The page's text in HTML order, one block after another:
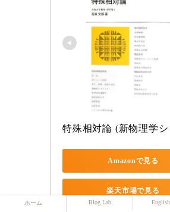
特殊相対論 (新物理学
Amazonで見る
楽天市場で見る
ホーム Blog Lab